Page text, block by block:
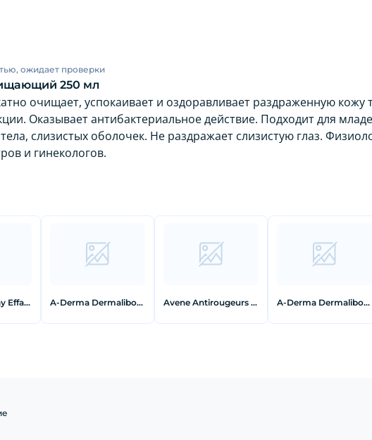
ожидает проверки
250 мл
очищает, успокаивает и оздоравливает раздраженную кожу
Оказывает антибактериальное действие. Подходит для
слизистых оболочек. Не раздражает слизистую глаз.
и гинекологов.
La Roche-Posay Effaclar A.I. Корректирующее средство локального действия 15 мл A-Derma Dermalibour+ Крем заживляющий 50 мл Avene Antirougeurs Крем дневной увлажняющий от покраснений 40 мл A-Derma Dermalibour+ Бальзам для губ восстанавливающий 15 мл